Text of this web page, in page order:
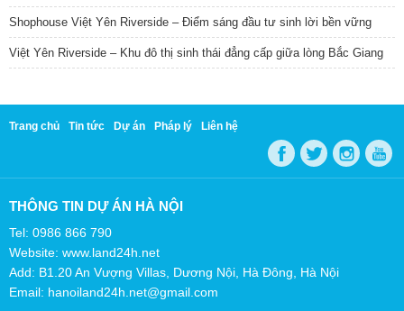
Shophouse Việt Yên Riverside – Điểm sáng đầu tư sinh lời bền vững
Việt Yên Riverside – Khu đô thị sinh thái đẳng cấp giữa lòng Bắc Giang
Trang chủ Tin tức Dự án Pháp lý Liên hệ
THÔNG TIN DỰ ÁN HÀ NỘI
Tel: 0986 866 790
Website: www.land24h.net
Add: B1.20 An Vượng Villas, Dương Nội, Hà Đông, Hà Nội
Email: hanoiland24h.net@gmail.com